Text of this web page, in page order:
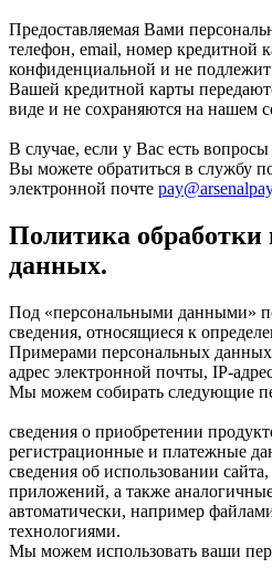
Предоставляемая Вами
телефон, email, номер кредитной
конфиденциальной и не
Вашей кредитной карты
виде и не сохраняются на нашем
В случае, если у Вас есть
Вы можете обратиться в службу
электронной почте
Политика обработки
данных.
Под «персональными данными»
сведения, относящиеся к
Примерами персональных
адрес электронной почты, IP-
Мы можем собирать следующие
сведения о приобретении
регистрационные и платежные
сведения об использовании
приложений, а также
автоматически, например
технологиями.
Мы можем использовать ваши